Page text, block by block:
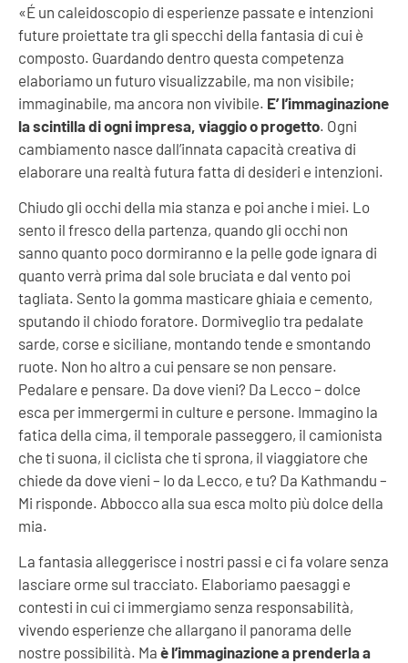
«É un caleidoscopio di esperienze passate e intenzioni
future proiettate tra gli specchi della fantasia di cui è
composto. Guardando dentro questa competenza
elaboriamo un futuro visualizzabile, ma non visibile;
immaginabile, ma ancora non vivibile. E’ l’immaginazione
la scintilla di ogni impresa, viaggio o progetto. Ogni
cambiamento nasce dall’innata capacità creativa di
elaborare una realtà futura fatta di desideri e intenzioni.
Chiudo gli occhi della mia stanza e poi anche i miei. Lo
sento il fresco della partenza, quando gli occhi non
sanno quanto poco dormiranno e la pelle gode ignara di
quanto verrà prima dal sole bruciata e dal vento poi
tagliata. Sento la gomma masticare ghiaia e cemento,
sputando il chiodo foratore. Dormiveglio tra pedalate
sarde, corse e siciliane, montando tende e smontando
ruote. Non ho altro a cui pensare se non pensare.
Pedalare e pensare. Da dove vieni? Da Lecco – dolce
esca per immergermi in culture e persone. Immagino la
fatica della cima, il temporale passeggero, il camionista
che ti suona, il ciclista che ti sprona, il viaggiatore che
chiede da dove vieni – Io da Lecco, e tu? Da Kathmandu –
Mi risponde. Abbocco alla sua esca molto più dolce della
mia.
La fantasia alleggerisce i nostri passi e ci fa volare senza
lasciare orme sul tracciato. Elaboriamo paesaggi e
contesti in cui ci immergiamo senza responsabilità,
vivendo esperienze che allargano il panorama delle
nostre possibilità. Ma è l’immaginazione a prenderla a